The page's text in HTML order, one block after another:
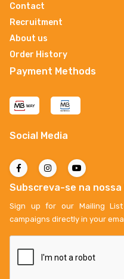
Contact
Recruitment
About us
Order History
Payment Methods
Social Media
Subscreva-se na
Sign up for our Mailing
campaigns directly in your